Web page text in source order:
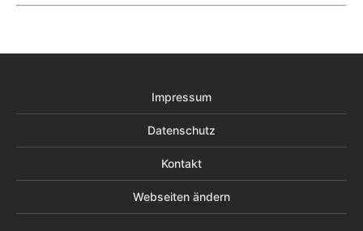
Impressum
Datenschutz
Kontakt
Webseiten ändern